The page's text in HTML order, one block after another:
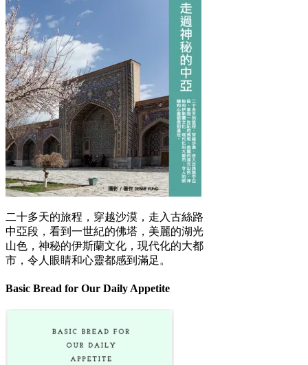
二十多天的旅程，穿越沙漠，走入古絲路
中亞段，看到一世紀的佛塔，美麗的湖光
山色，神秘的伊斯蘭文化，現代化的大都
市，令人眼睛和心靈都感到滿足。
Basic Bread for Our Daily Appetite